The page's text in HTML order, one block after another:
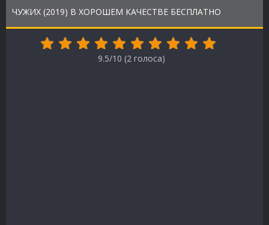
ЧУЖИХ (2019) В ХОРОШЕМ КАЧЕСТВЕ БЕСПЛАТНО
9.5/10 (2 голоса)